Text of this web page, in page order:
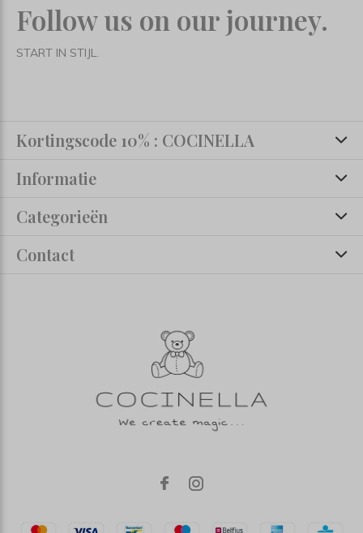
Follow us on our journey.
START IN STIJL.
Kortingscode 10% : COCINELLA
Informatie
Categorieën
Contact